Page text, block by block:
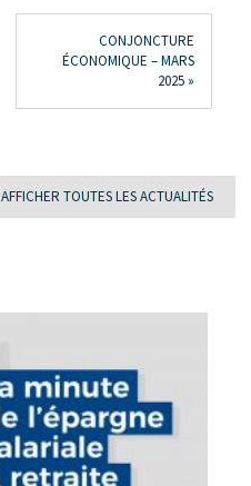
CONJONCTURE
ÉCONOMIQUE – MARS
2025 »
AFFICHER TOUTES LES ACTUALITÉS